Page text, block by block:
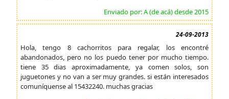
Enviado por: A (de acá) desde 2015
24-09-2013
Hola, tengo 8 cachorritos para regalar, los encontré
abandonados, pero no los puedo tener por mucho tiempo.
tiene 35 dias aproximadamente, ya comen solos, son
juguetones y no van a ser muy grandes. si están interesados
comuníquense al 15432240. muchas gracias